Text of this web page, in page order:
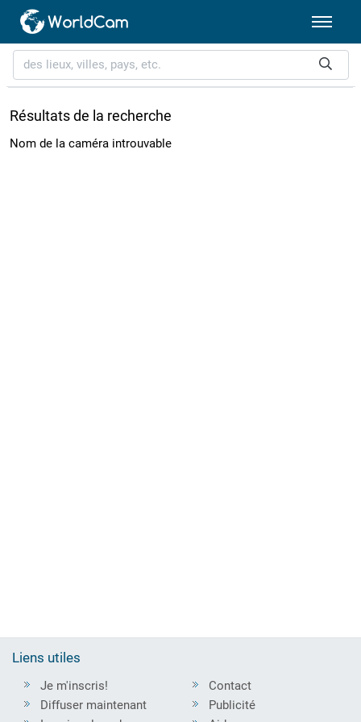
Résultats de la recherche
Nom de la caméra introuvable
Liens utiles
Je m'inscris!
Diffuser maintenant
Contact
Publicité